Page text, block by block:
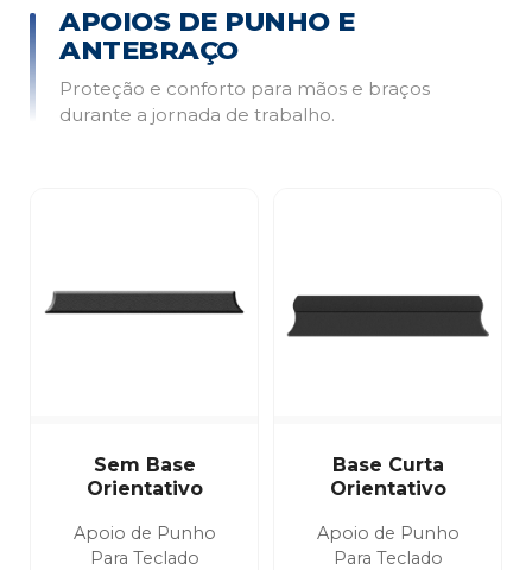
APOIOS DE PUNHO E
ANTEBRAÇO
Proteção e conforto para mãos e braços
durante a jornada de trabalho.
Sem Base
Orientativo
Apoio de Punho
Para Teclado
Base Curta
Orientativo
Apoio de Punho
Para Teclado